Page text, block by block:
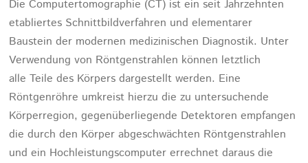
Die Computertomographie (CT) ist ein seit Jahrzehnten
etabliertes Schnittbildverfahren und elementarer
Baustein der modernen medizinischen Diagnostik. Unter
Verwendung von Röntgenstrahlen können letztlich
alle Teile des Körpers dargestellt werden. Eine
Röntgenröhre umkreist hierzu die zu untersuchende
Körperregion, gegenüberliegende Detektoren empfangen
die durch den Körper abgeschwächten Röntgenstrahlen
und ein Hochleistungscomputer errechnet daraus die